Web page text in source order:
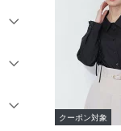
クーポン対象